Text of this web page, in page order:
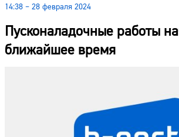
14:38 – 28 февраля 2024
Пусконаладочные работы
ближайшее время
Курсы валют